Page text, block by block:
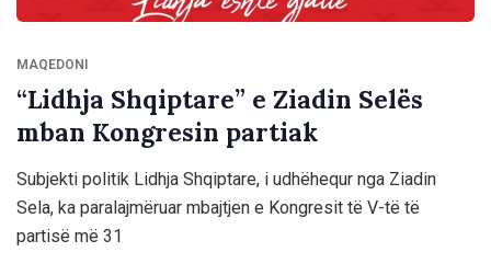
MAQEDONI
“Lidhja Shqiptare” e Ziadin Selës
mban Kongresin partiak
Subjekti politik Lidhja Shqiptare, i udhëhequr nga Ziadin
Sela, ka paralajmëruar mbajtjen e Kongresit të V-të të
partisë më 31